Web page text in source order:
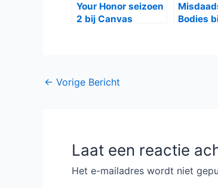
Your Honor seizoen
2 bij Canvas
Bodies
Bericht
← Vorige Bericht
Laat een reactie
Het e-mailadres wordt niet